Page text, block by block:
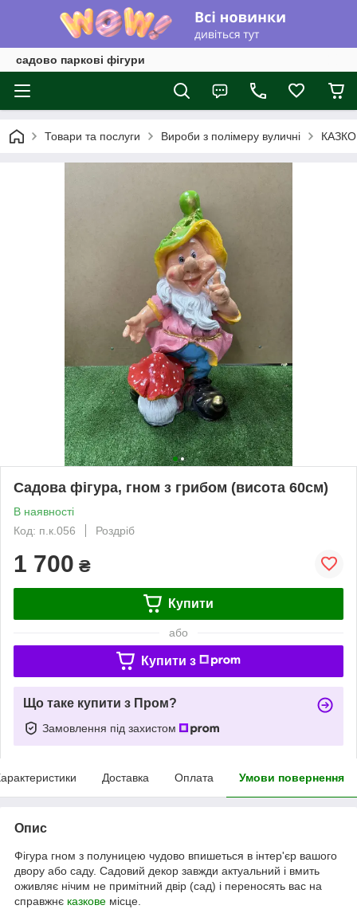
садово паркові фігури
Товари та послуги Вироби з полімеру вуличні
Садова фігура, гном з грибом (висота 60см)
В наявності
Код: п.к.056
Роздріб
1 700 ₴
Купити
або
Купити з
Що таке купити з Пром?
Замовлення під захистом
Доставка Оплата Умови повернення
Опис
Фігура гном з полуницею чудово впишеться в інтер'єр вашого
двору або саду. Садовий декор завжди актуальний і вмить
оживляє нічим не примітний двір (сад) і переносять вас на
справжнє казкове місце.